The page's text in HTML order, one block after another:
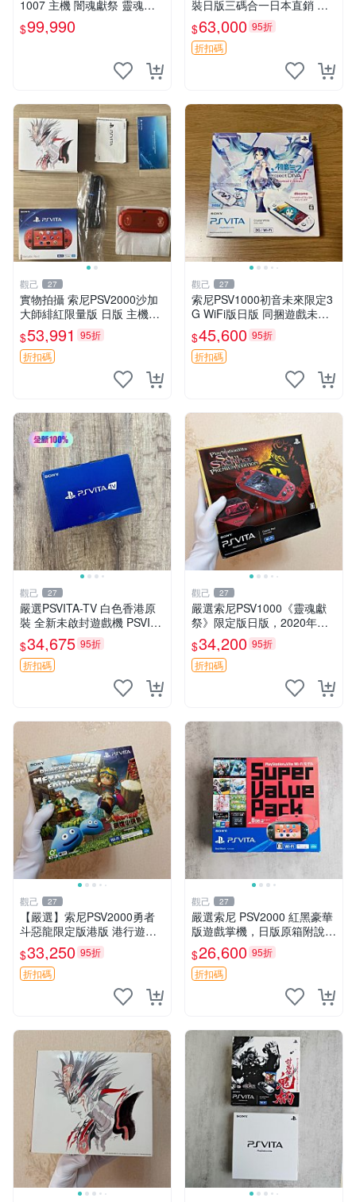
1007 主機 闇魂獻祭 靈魂祭
品 附充電器 USB傳輸線 PS
VITA PSV
$99,990
裝日版三碼合一日本直銷 八
角設計紙套齊備 主機全新封
存狀態 專家檢測無瑕可收藏
psv2000 薄櫻鬼 全套盒裝
$63,000 95折
折扣碼
觀己 27
實物拍攝 索尼PSV2000沙加
大師緋紅限量版 日版 主機全
配齊 收藏級 電腦遊戲掌機 帶
盒說明書 全新未修 正規對碼
沙加大作
$53,991 95折
折扣碼
觀己 27
索尼PSV1000初音未來限定3
G WiFi版日版 同捆遊戲未拆
封 貼紙新 成色美 品相佳 PSV
網路遊戲 iphonetype
$45,600 95折
折扣碼
觀己 27
嚴選PSVITA-TV 白色香港原
裝 全新未啟封遊戲機 PSVITA
TV 行貨 電腦遊戲機 新款 全
套配件齊全
$34,675 95折
折扣碼
觀己 27
嚴選索尼PSV1000《靈魂獻
祭》限定版日版，2020年大
阪購入，成色99新，全配
齊，原裝盒保養佳。機身無損
無痕，屏幕雪亮如新，功能一
應俱全。八角設計更
$34,200 95折
折扣碼
觀己 27
【嚴選】索尼PSV2000勇者
斗惡龍限定版港版 港行遊戲
機 盒包未拆 全新耳塞未開封
收藏佳品 PSV2000 勇者鬥惡
龍 盒包
$33,250 95折
折扣碼
觀己 27
嚴選索尼 PSV2000 紅黑豪華
版遊戲掌機，日版原箱附說明
書 PSV2000 紅黑色 豪華版
日版 品牌 Sony
$26,600 95折
折扣碼